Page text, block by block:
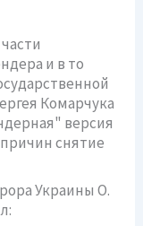
и в то
Комарчука
версия
снятие
Украины О.